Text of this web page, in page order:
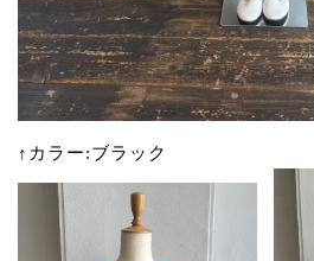
↑カラー:ブラック